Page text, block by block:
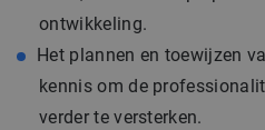
ontwikkeling.
Het plannen en toewijzen
kennis om de
verder te versterken.